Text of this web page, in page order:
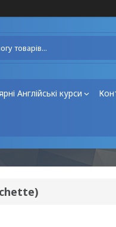
Англійські курси